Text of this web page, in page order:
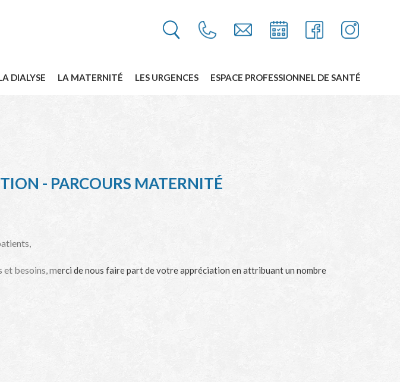
DIALYSE LA MATERNITÉ LES URGENCES ESPACE PROFESSIONNEL DE SANTÉ
- PARCOURS MATERNITÉ
et besoins, merci de nous faire part de votre appréciation en attribuant un nombre